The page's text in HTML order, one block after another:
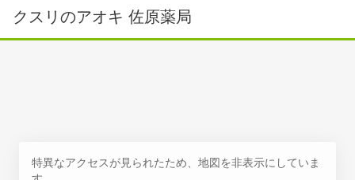
クスリのアオキ 佐原薬局
特異なアクセスが見られたため、地図を非表示にしていま